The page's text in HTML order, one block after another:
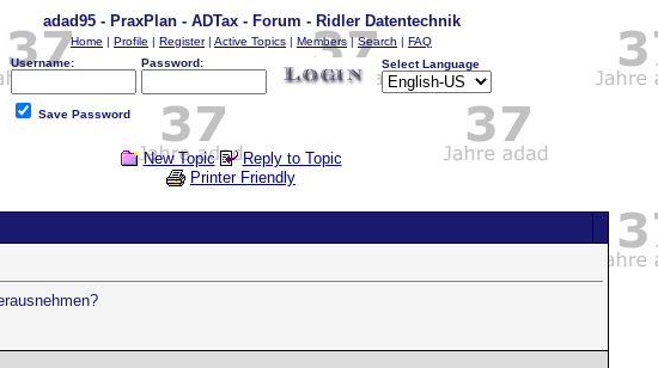
adad95 - PraxPlan - ADTax - Forum - Ridler Datentechnik
Home | Profile | Register| Active Topics | Members|Search | FAQ
Username:
Password: Select Language
Save Password
New Topic
Reply to Topic
Printer Friendly